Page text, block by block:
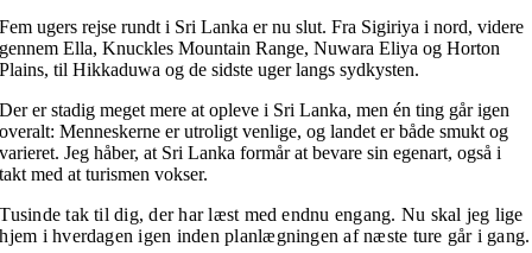
Fem ugers rejse rundt i Sri Lanka er nu slut. Fra Sigiriya i nord, videre
gennem Ella, Knuckles Mountain Range, Nuwara Eliya og Horton
Plains, til Hikkaduwa og de sidste uger langs sydkysten.
Der er stadig meget mere at opleve i Sri Lanka, men én ting går igen
overalt: Menneskerne er utroligt venlige, og landet er både smukt og
varieret. Jeg håber, at Sri Lanka formår at bevare sin egenart, også i
takt med at turismen vokser.
Tusinde tak til dig, der har læst med endnu engang. Nu skal jeg lige
hjem i hverdagen igen inden planlægningen af næste ture går i gang.